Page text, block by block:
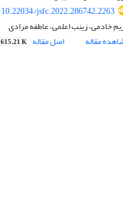
10.22034/jsfc.2022.286742.2263
خادمی، زینب اعلمی، عاطفه مرادی
مقاله
اصل مقاله 615.21 K